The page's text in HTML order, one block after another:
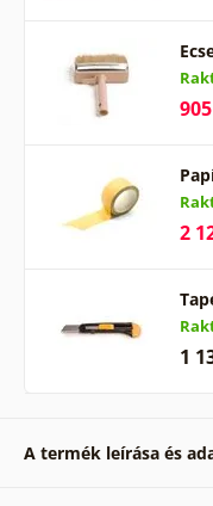
2
1
A termék leírása és